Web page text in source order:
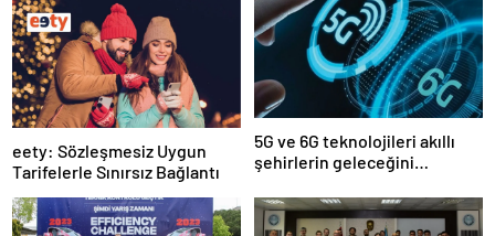
eety: Sözleşmesiz Uygun
Tarifelerle Sınırsız Bağlantı
5G ve 6G teknolojileri akıllı
şehirlerin geleceğini